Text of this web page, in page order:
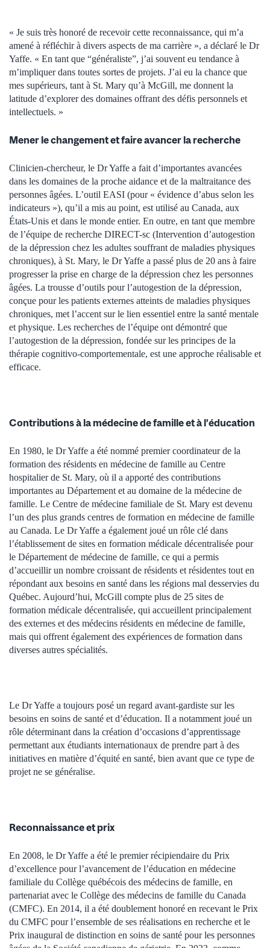
« Je suis très honoré de recevoir cette reconnaissance, qui m’a
amené à réfléchir à divers aspects de ma carrière », a déclaré le Dr
Yaffe. « En tant que “généraliste”, j’ai souvent eu tendance à
m’impliquer dans toutes sortes de projets. J’ai eu la chance que
mes supérieurs, tant à St. Mary qu’à McGill, me donnent la
latitude d’explorer des domaines offrant des défis personnels et
intellectuels. »
Mener le changement et faire avancer la recherche
Clinicien-chercheur, le Dr Yaffe a fait d’importantes avancées
dans les domaines de la proche aidance et de la maltraitance des
personnes âgées. L’outil EASI (pour « évidence d’abus selon les
indicateurs »), qu’il a mis au point, est utilisé au Canada, aux
États-Unis et dans le monde entier. En outre, en tant que membre
de l’équipe de recherche DIRECT-sc (Intervention d’autogestion
de la dépression chez les adultes souffrant de maladies physiques
chroniques), à St. Mary, le Dr Yaffe a passé plus de 20 ans à faire
progresser la prise en charge de la dépression chez les personnes
âgées. La trousse d’outils pour l’autogestion de la dépression,
conçue pour les patients externes atteints de maladies physiques
chroniques, met l’accent sur le lien essentiel entre la santé mentale
et physique. Les recherches de l’équipe ont démontré que
l’autogestion de la dépression, fondée sur les principes de la
thérapie cognitivo-comportementale, est une approche réalisable et
efficace.
Contributions à la médecine de famille et à l’éducation
En 1980, le Dr Yaffe a été nommé premier coordinateur de la
formation des résidents en médecine de famille au Centre
hospitalier de St. Mary, où il a apporté des contributions
importantes au Département et au domaine de la médecine de
famille. Le Centre de médecine familiale de St. Mary est devenu
l’un des plus grands centres de formation en médecine de famille
au Canada. Le Dr Yaffe a également joué un rôle clé dans
l’établissement de sites en formation médicale décentralisée pour
le Département de médecine de famille, ce qui a permis
d’accueillir un nombre croissant de résidents et résidentes tout en
répondant aux besoins en santé dans les régions mal desservies du
Québec. Aujourd’hui, McGill compte plus de 25 sites de
formation médicale décentralisée, qui accueillent principalement
des externes et des médecins résidents en médecine de famille,
mais qui offrent également des expériences de formation dans
diverses autres spécialités.
Le Dr Yaffe a toujours posé un regard avant-gardiste sur les
besoins en soins de santé et d’éducation. Il a notamment joué un
rôle déterminant dans la création d’occasions d’apprentissage
permettant aux étudiants internationaux de prendre part à des
initiatives en matière d’équité en santé, bien avant que ce type de
projet ne se généralise.
Reconnaissance et prix
En 2008, le Dr Yaffe a été le premier récipiendaire du Prix
d’excellence pour l’avancement de l’éducation en médecine
familiale du Collège québécois des médecins de famille, en
partenariat avec le Collège des médecins de famille du Canada
(CMFC). En 2014, il a été doublement honoré en recevant le Prix
du CMFC pour l’ensemble de ses réalisations en recherche et le
Prix inaugural de distinction en soins de santé pour les personnes